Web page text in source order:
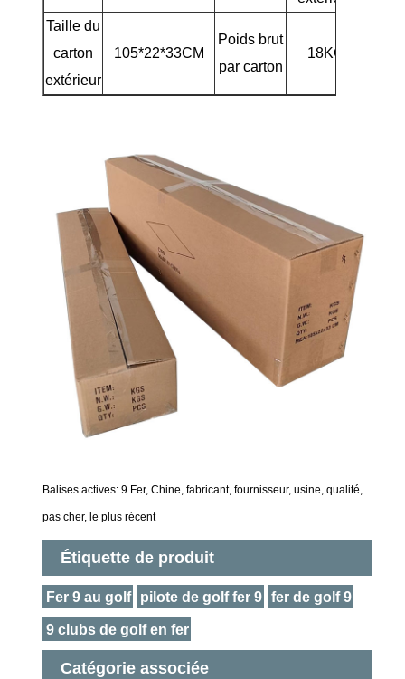
Taille du
carton
extérieur
105*22*33CM
Poids brut
par carton
18KG
Balises actives: 9 Fer, Chine, fabricant, fournisseur, usine, qualité,
pas cher, le plus récent
Étiquette de produit
Fer 9 au golf pilote de golf fer 9 fer de golf 9
9 clubs de golf en fer
Catégorie associée